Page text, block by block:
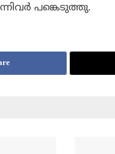
പങ്കെടുത്തു.